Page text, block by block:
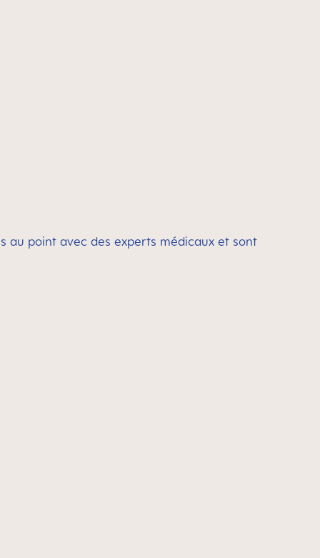
au point avec des experts médicaux et sont